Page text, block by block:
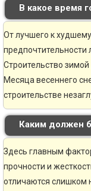
В какое время
От лучшего к
предпочтительности
Строительство
Месяца весеннего
строительстве
Каким должен
Здесь главным
прочности и
отличаются слишком